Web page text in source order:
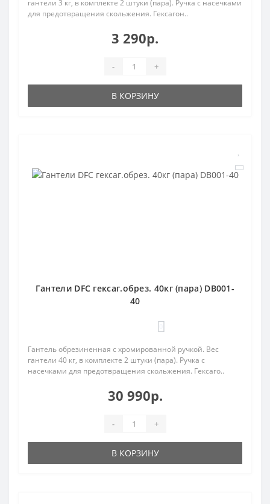
гантели 3 кг, в комплекте 2 штуки (пара). Ручка с насечками
для предотвращения скольжения. Гексагон..
3 290р.
- +
В КОРЗИНУ
Гантели DFC гексаг.обрез. 40кг (пара) DB001-
40
Гантель обрезиненная с хромированной ручкой. Вес
гантели 40 кг, в комплекте 2 штуки (пара). Ручка с
насечками для предотвращения скольжения. Гексаго..
30 990р.
- +
В КОРЗИНУ